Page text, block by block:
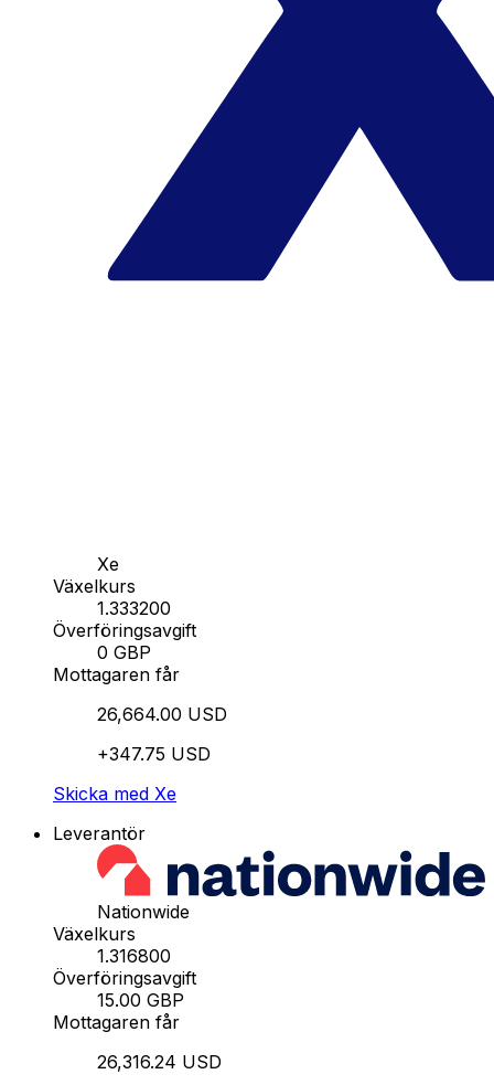
Xe
Växelkurs
1.333200
Överföringsavgift
0 GBP
Mottagaren får
26,664.00 USD
+347.75 USD
Skicka med Xe
Leverantör
Nationwide
Växelkurs
1.316800
Överföringsavgift
15.00 GBP
Mottagaren får
26,316.24 USD